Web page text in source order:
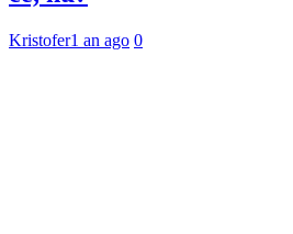
Kristofer1 an ago 0